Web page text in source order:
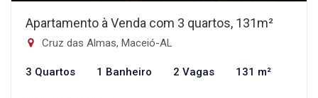
Apartamento à Venda com 3 quartos, 131m²
Cruz das Almas, Maceió-AL
3 Quartos 1 Banheiro 2 Vagas 131 m²